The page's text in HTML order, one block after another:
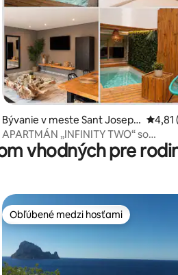
ohodnotenie 5 z 5, počet
Bývanie v meste Sant Josep
de sa Talaia
4,81
APARTMÁN „INFINITY TWO“ so
SÚKROMNÝM *MINI BAZÉNOM*
vhodných pre
Obľúbené medzi hosťami
Obľúbené medzi hosťami